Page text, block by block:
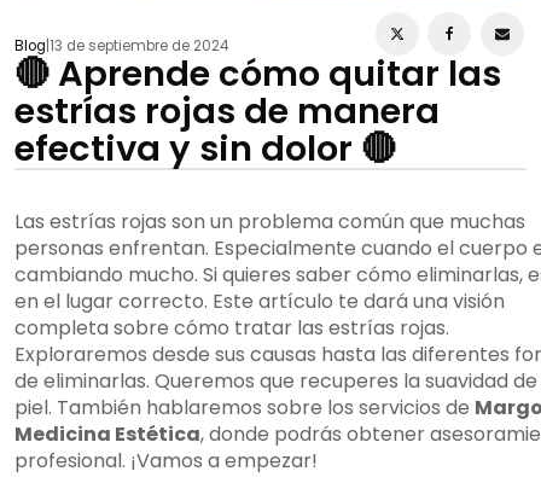
Blog 13 de septiembre de 2024
🔴 Aprende cómo quitar las
estrías rojas de manera
efectiva y sin dolor 🔴
Las estrías rojas son un problema común que muchas
personas enfrentan. Especialmente cuando el cuerpo
cambiando mucho. Si quieres saber cómo eliminarlas,
en el lugar correcto. Este artículo te dará una visión
completa sobre cómo tratar las estrías rojas.
Exploraremos desde sus causas hasta las diferentes
de eliminarlas. Queremos que recuperes la suavidad
piel. También hablaremos sobre los servicios de
Medicina Estética, donde podrás obtener
profesional. ¡Vamos a empezar!